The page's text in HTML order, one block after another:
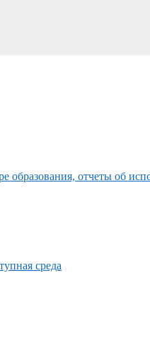
образования, отчеты об
среда